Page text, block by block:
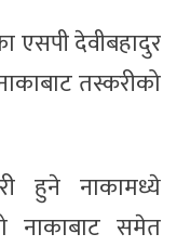
एसपी देवीबहादुर
तस्करीको
हुने नाकामध्ये
नाकाबाट समेत